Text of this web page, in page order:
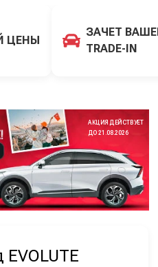
ЦЕНЫ
ЗАЧЕТ
TRADE-IN
АКЦИЯ ДЕЙСТВУЕТ
ДО 21.08.2026